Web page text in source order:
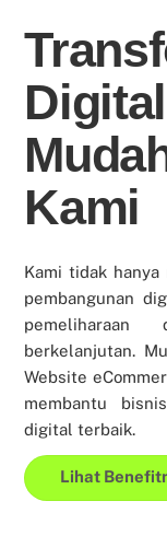
Kami
Kami tidak
pembangunan
berkelanjutan.
Website
membantu
digital terbaik.
Lihat